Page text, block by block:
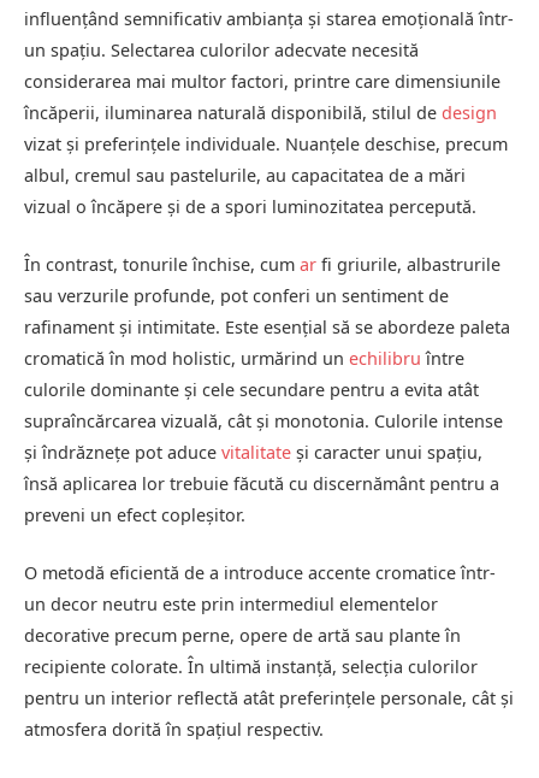
influențând semnificativ ambianța și starea emoțională într-
un spațiu. Selectarea culorilor adecvate necesită
considerarea mai multor factori, printre care dimensiunile
încăperii, iluminarea naturală disponibilă, stilul de design
vizat și preferințele individuale. Nuanțele deschise, precum
albul, cremul sau pastelurile, au capacitatea de a mări
vizual o încăpere și de a spori luminozitatea percepută.
În contrast, tonurile închise, cum ar fi griurile, albastrurile
sau verzurile profunde, pot conferi un sentiment de
rafinament și intimitate. Este esențial să se abordeze paleta
cromatică în mod holistic, urmărind un echilibru între
culorile dominante și cele secundare pentru a evita atât
supraîncărcarea vizuală, cât și monotonia. Culorile intense
și îndrăznețe pot aduce vitalitate și caracter unui spațiu,
însă aplicarea lor trebuie făcută cu discernământ pentru a
preveni un efect copleșitor.
O metodă eficientă de a introduce accente cromatice într-
un decor neutru este prin intermediul elementelor
decorative precum perne, opere de artă sau plante în
recipiente colorate. În ultimă instanță, selecția culorilor
pentru un interior reflectă atât preferințele personale, cât și
atmosfera dorită în spațiul respectiv.